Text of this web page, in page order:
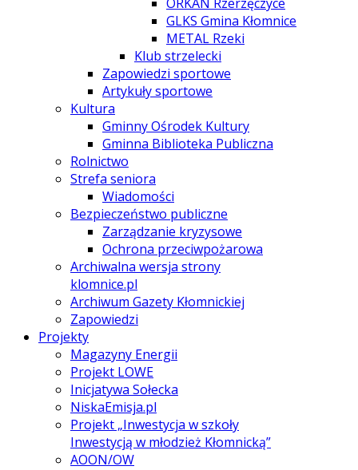
GLKS Gmina Kłomnice
METAL Rzeki
Klub strzelecki
Zapowiedzi sportowe
Artykuły sportowe
Kultura
Gminny Ośrodek Kultury
Gminna Biblioteka Publiczna
Rolnictwo
Strefa seniora
Wiadomości
Bezpieczeństwo publiczne
Zarządzanie kryzysowe
Ochrona przeciwpożarowa
Archiwalna wersja strony
klomnice.pl
Archiwum Gazety Kłomnickiej
Zapowiedzi
Projekty
Magazyny Energii
Projekt LOWE
Inicjatywa Sołecka
NiskaEmisja.pl
Projekt „Inwestycja w szkoły
Inwestycją w młodzież Kłomnicką”
AOON/OW